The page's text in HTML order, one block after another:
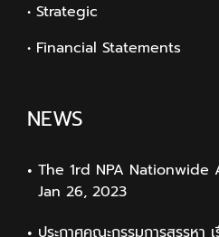
• Strategic
• Financial Statements
NEWS
The 1rd NPA Nationwide
Jan 26, 2023
ประกาศคณะกรรมการสรรหา